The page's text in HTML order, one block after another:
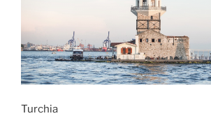
Turchia